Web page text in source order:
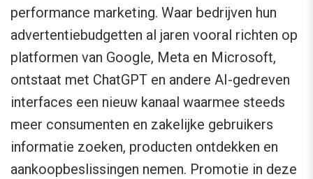
performance marketing. Waar bedrijven hun
advertentiebudgetten al jaren vooral richten op
platformen van Google, Meta en Microsoft,
ontstaat met ChatGPT en andere AI-gedreven
interfaces een nieuw kanaal waarmee steeds
meer consumenten en zakelijke gebruikers
informatie zoeken, producten ontdekken en
aankoopbeslissingen nemen. Promotie in deze